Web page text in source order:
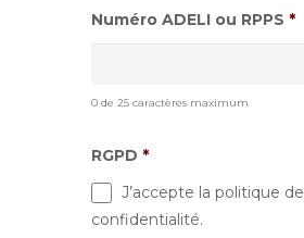
Numéro ADELI ou RPPS *
0 de 25 caractères maximum
RGPD *
J’accepte la politique de
confidentialité.